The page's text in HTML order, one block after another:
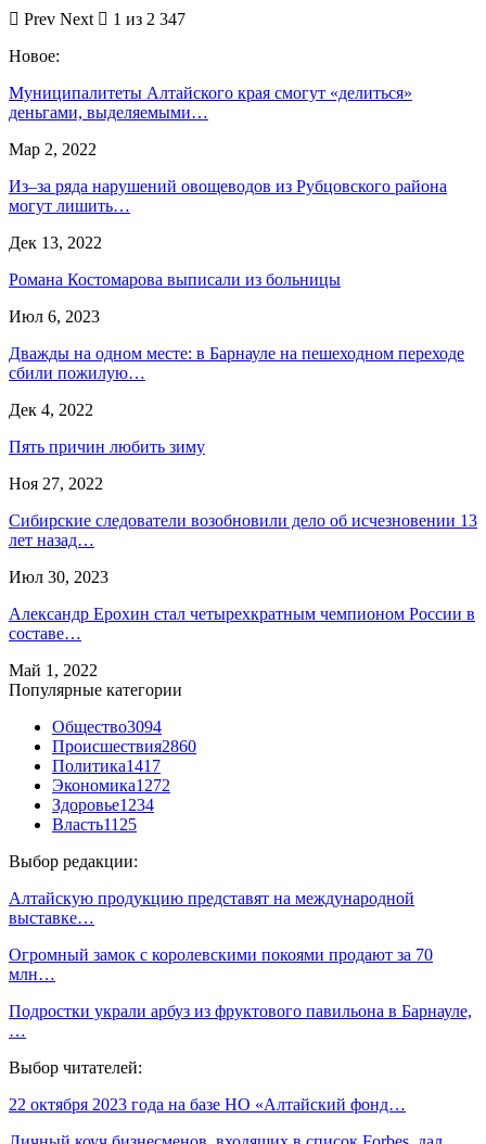
Prev Next
1 из 2 347
Новое:
Муниципалитеты Алтайского края смогут «делиться»
деньгами, выделяемыми…
Мар 2, 2022
Из–за ряда нарушений овощеводов из Рубцовского района
могут лишить…
Дек 13, 2022
Романа Костомарова выписали из больницы
Июл 6, 2023
Дважды на одном месте: в Барнауле на пешеходном переходе
сбили пожилую…
Дек 4, 2022
Пять причин любить зиму
Ноя 27, 2022
Сибирские следователи возобновили дело об исчезновении 13
лет назад…
Июл 30, 2023
Александр Ерохин стал четырехкратным чемпионом России в
составе…
Май 1, 2022
Популярные категории
Общество3094
Происшествия2860
Политика1417
Экономика1272
Здоровье1234
Власть1125
Выбор редакции:
Алтайскую продукцию представят на международной
выставке…
Огромный замок с королевскими покоями продают за 70
млн…
Подростки украли арбуз из фруктового павильона в Барнауле,
…
Выбор читателей:
22 октября 2023 года на базе НО «Алтайский фонд…